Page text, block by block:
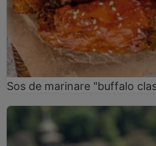
Sos de marinare "buffalo